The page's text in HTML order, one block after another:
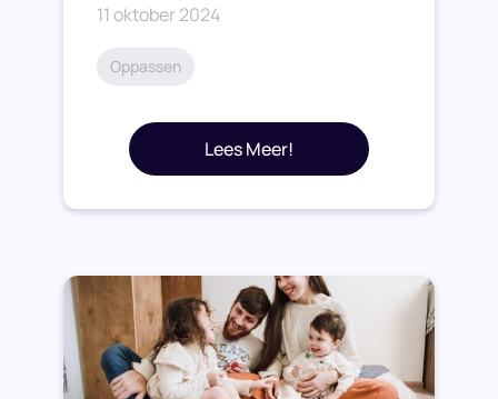
11 oktober 2024
Oppassen
Lees Meer!